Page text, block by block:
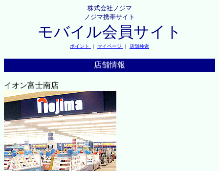
株式会社ノジマ
ノジマ携帯サイト
モバイル会員サイト
ポイント ｜ マイページ ｜ 店舗検索
店舗情報
イオン富士南店